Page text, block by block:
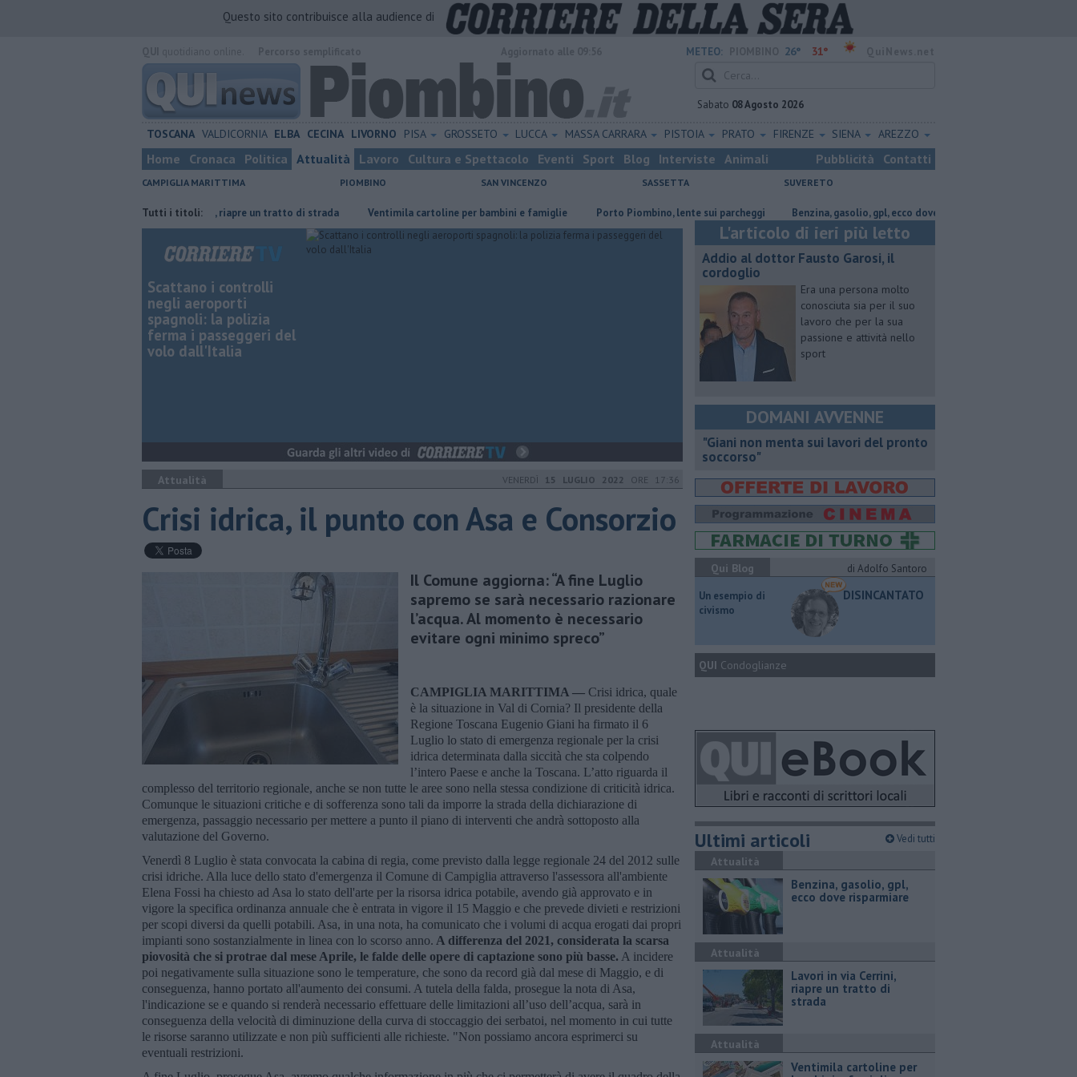
Questo sito contribuisce alla audience di
METEO: 26° 31°
Sabato 08 Agosto 2026
TOSCANA VALDICORNIA ELBA CECINA LIVORNO PISA GROSSETO LUCCA MASSA CARRARA PISTOIA PRATO FIRENZE SIENA AREZZO
Home Cronaca Politica Attualità Lavoro Cultura e Spettacolo Eventi Sport Blog Interviste Animali Pubblicità Contatti
CAMPIGLIA MARITTIMA PIOMBINO SAN VINCENZO SASSETTA SUVERETO
Tutti i titoli:
Lavori in via Cerrini, riapre un tratto di strada Ventimila cartoline per bambini e famiglie Porto Piombino, lente sui parcheggi ​Benzina, gasolio, gpl, ecco dove risparmiare
Scattano i controlli
negli aeroporti
spagnoli: la polizia
ferma i passeggeri del
volo dall'Italia
Attualità VENERDÌ 15 LUGLIO 2022 ORE 17:36
Crisi idrica, il punto con Asa e Consorzio
Il Comune aggiorna: “A fine Luglio
sapremo se sarà necessario razionare
l’acqua. Al momento è necessario
evitare ogni minimo spreco”
CAMPIGLIA MARITTIMA — Crisi idrica, quale
è la situazione in Val di Cornia? Il presidente della
Regione Toscana Eugenio Giani ha firmato il 6
Luglio lo stato di emergenza regionale per la crisi
idrica determinata dalla siccità che sta colpendo
l’intero Paese e anche la Toscana. L’atto riguarda il
complesso del territorio regionale, anche se non tutte le aree sono nella stessa condizione di criticità idrica.
Comunque le situazioni critiche e di sofferenza sono tali da imporre la strada della dichiarazione di
emergenza, passaggio necessario per mettere a punto il piano di interventi che andrà sottoposto alla
valutazione del Governo.
Venerdì 8 Luglio è stata convocata la cabina di regia, come previsto dalla legge regionale 24 del 2012 sulle
crisi idriche. Alla luce dello stato d'emergenza il Comune di Campiglia attraverso l'assessora all'ambiente
Elena Fossi ha chiesto ad Asa lo stato dell'arte per la risorsa idrica potabile, avendo già approvato e in
vigore la specifica ordinanza annuale che è entrata in vigore il 15 Maggio e che prevede divieti e restrizioni
per scopi diversi da quelli potabili. Asa, in una nota, ha comunicato che i volumi di acqua erogati dai propri
impianti sono sostanzialmente in linea con lo scorso anno. A differenza del 2021, considerata la scarsa
piovosità che si protrae dal mese Aprile, le falde delle opere di captazione sono più basse. A incidere
poi negativamente sulla situazione sono le temperature, che sono da record già dal mese di Maggio, e di
conseguenza, hanno portato all'aumento dei consumi. A tutela della falda, prosegue la nota di Asa,
l'indicazione se e quando si renderà necessario effettuare delle limitazioni all’uso dell’acqua, sarà in
conseguenza della velocità di diminuzione della curva di stoccaggio dei serbatoi, nel momento in cui tutte
le risorse saranno utilizzate e non più sufficienti alle richieste. "Non possiamo ancora esprimerci su
eventuali restrizioni.
L'articolo di ieri più letto
Addio al dottor Fausto Garosi, il
cordoglio
Era una persona molto
conosciuta sia per il suo
lavoro che per la sua
passione e attività nello
sport
DOMANI AVVENNE
"Giani non menta sui lavori del pronto
soccorso"
Qui Blog
di Adolfo Santoro
​Un esempio di
civismo
DISINCANTATO
QUI Condoglianze
Ultimi articoli Vedi tutti
Attualità
​Benzina, gasolio, gpl,
ecco dove risparmiare
Attualità
Lavori in via Cerrini,
riapre un tratto di
strada
Attualità
Ventimila cartoline per